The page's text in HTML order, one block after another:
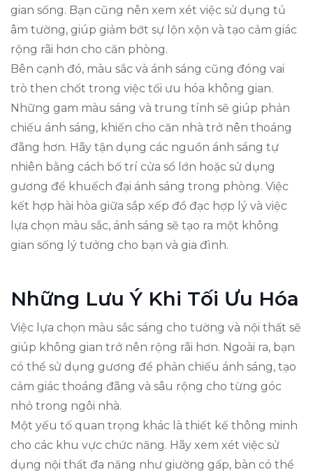
gian sống. Bạn cũng nên xem xét việc sử dụng tủ
âm tường, giúp giảm bớt sự lộn xộn và tạo cảm giác
rộng rãi hơn cho căn phòng.
Bên cạnh đó, màu sắc và ánh sáng cũng đóng vai
trò then chốt trong việc tối ưu hóa không gian.
Những gam màu sáng và trung tính sẽ giúp phản
chiếu ánh sáng, khiến cho căn nhà trở nên thoáng
đãng hơn. Hãy tận dụng các nguồn ánh sáng tự
nhiên bằng cách bố trí cửa sổ lớn hoặc sử dụng
gương để khuếch đại ánh sáng trong phòng. Việc
kết hợp hài hòa giữa sắp xếp đồ đạc hợp lý và việc
lựa chọn màu sắc, ánh sáng sẽ tạo ra một không
gian sống lý tưởng cho bạn và gia đình.
Những Lưu Ý Khi Tối Ưu Hóa
Việc lựa chọn màu sắc sáng cho tường và nội thất sẽ
giúp không gian trở nên rộng rãi hơn. Ngoài ra, bạn
có thể sử dụng gương để phản chiếu ánh sáng, tạo
cảm giác thoáng đãng và sâu rộng cho từng góc
nhỏ trong ngôi nhà.
Một yếu tố quan trọng khác là thiết kế thông minh
cho các khu vực chức năng. Hãy xem xét việc sử
dụng nội thất đa năng như giường gấp, bàn có thể